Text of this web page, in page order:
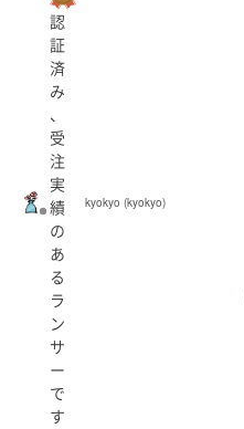
認
証
済
み
、
受
注
実
績
の
あ
る
ラ
ン
サ
ー
で
す
kyokyo (kyokyo)